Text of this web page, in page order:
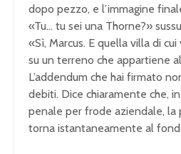
dopo pezzo, e l’immagine
«Tu… tu sei una Thorne?»
«Sì, Marcus. E quella villa di
su un terreno che appartiene
L’addendum che hai firmato
debiti. Dice chiaramente che,
penale per frode aziendale,
torna istantaneamente al